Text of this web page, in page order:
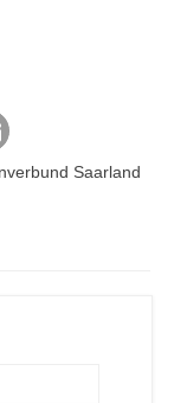
Saarland